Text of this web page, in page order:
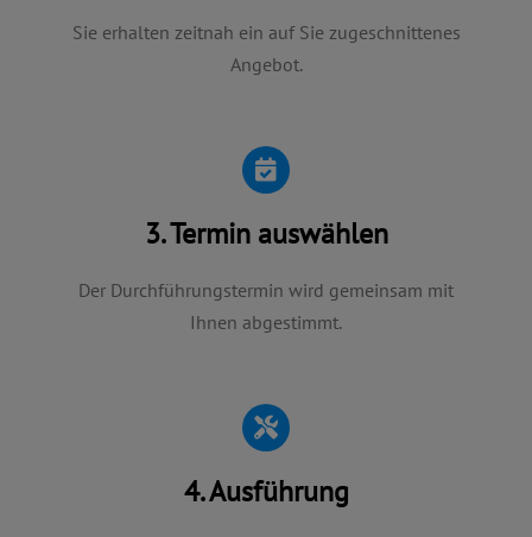
Sie erhalten zeitnah ein auf Sie zugeschnittenes
Angebot.
3. Termin auswählen
Der Durchführungstermin wird gemeinsam mit
Ihnen abgestimmt.
4. Ausführung